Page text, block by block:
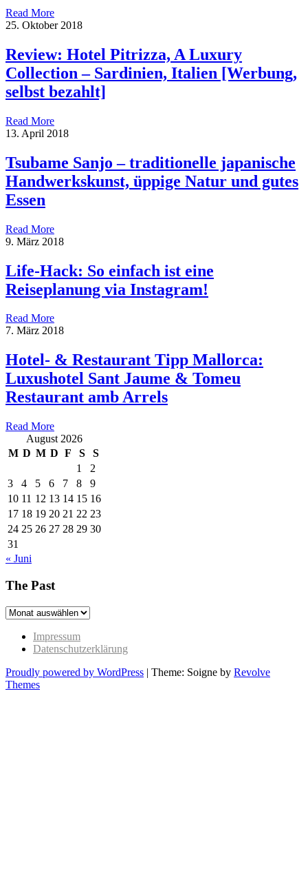
Read More
25. Oktober 2018
Review: Hotel Pitrizza, A Luxury
Collection – Sardinien, Italien [Werbung,
selbst bezahlt]
Read More
13. April 2018
Tsubame Sanjo – traditionelle japanische
Handwerkskunst, üppige Natur und gutes
Essen
Read More
9. März 2018
Life-Hack: So einfach ist eine
Reiseplanung via Instagram!
Read More
7. März 2018
Hotel- & Restaurant Tipp Mallorca:
Luxushotel Sant Jaume & Tomeu
Restaurant amb Arrels
Read More
August 2026
M D M D F S
S
1
2
3
4 5 6 7 8
9
10 11 12 13 14 15 16
17 18 19 20 21 22 23
24 25 26 27 28 29 30
31
« Juni
The Past
The
Impressum
Datenschutzerklärung
Proudly powered by WordPress | Theme: Soigne by Revolve
Themes